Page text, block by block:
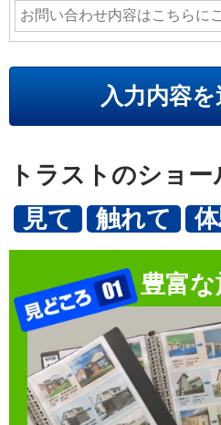
こ
フ
ー
ド
は
の
ま
トラストのショ
見て
触れて
豊富な